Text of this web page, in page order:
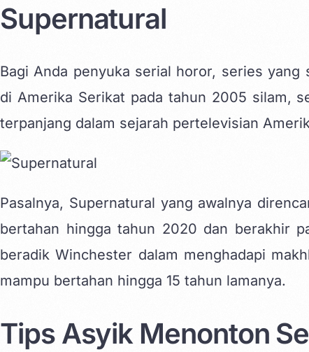
Supernatural
Bagi Anda penyuka serial horor, series
di Amerika Serikat pada tahun 2005 silam,
terpanjang dalam sejarah pertelevisian
Pasalnya, Supernatural yang awalnya
bertahan hingga tahun 2020 dan berakhir
beradik Winchester dalam menghadapi
mampu bertahan hingga 15 tahun lamanya.
Tips Asyik Menonton